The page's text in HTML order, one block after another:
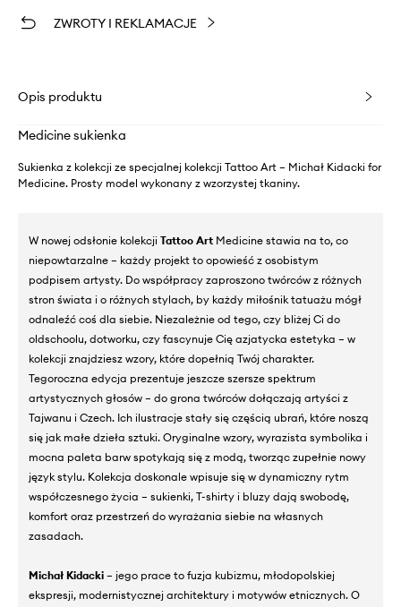
ZWROTY I REKLAMACJE
Opis produktu
Medicine sukienka
Sukienka z kolekcji ze specjalnej kolekcji Tattoo Art – Michał Kidacki for
Medicine. Prosty model wykonany z wzorzystej tkaniny.
W nowej odsłonie kolekcji Tattoo Art Medicine stawia na to, co
niepowtarzalne – każdy projekt to opowieść z osobistym
podpisem artysty. Do współpracy zaproszono twórców z różnych
stron świata i o różnych stylach, by każdy miłośnik tatuażu mógł
odnaleźć coś dla siebie. Niezależnie od tego, czy bliżej Ci do
oldschoolu, dotworku, czy fascynuje Cię azjatycka estetyka – w
kolekcji znajdziesz wzory, które dopełnią Twój charakter.
Tegoroczna edycja prezentuje jeszcze szersze spektrum
artystycznych głosów – do grona twórców dołączają artyści z
Tajwanu i Czech. Ich ilustracje stały się częścią ubrań, które noszą
się jak małe dzieła sztuki. Oryginalne wzory, wyrazista symbolika i
mocna paleta barw spotykają się z modą, tworząc zupełnie nowy
język stylu. Kolekcja doskonale wpisuje się w dynamiczny rytm
współczesnego życia – sukienki, T-shirty i bluzy dają swobodę,
komfort oraz przestrzeń do wyrażania siebie na własnych
zasadach.
Michał Kidacki – jego prace to fuzja kubizmu, młodopolskiej
ekspresji, modernistycznej architektury i motywów etnicznych. O